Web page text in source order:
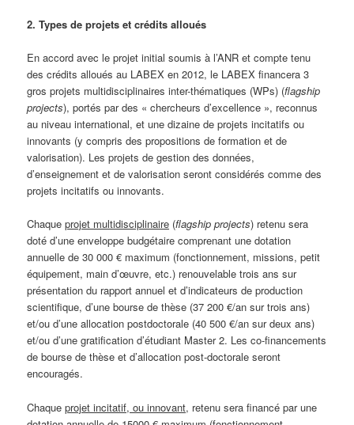
2. Types de projets et crédits alloués
En accord avec le projet initial soumis à l’ANR et compte tenu
des crédits alloués au LABEX en 2012, le LABEX financera 3
gros projets multidisciplinaires inter-thématiques (WPs) (flagship
projects), portés par des « chercheurs d’excellence », reconnus
au niveau international, et une dizaine de projets incitatifs ou
innovants (y compris des propositions de formation et de
valorisation). Les projets de gestion des données,
d’enseignement et de valorisation seront considérés comme des
projets incitatifs ou innovants.
Chaqueprojet multidisciplinaire (flagship projects) retenu sera
doté d’une enveloppe budgétaire comprenant une dotation
annuelle de 30 000 € maximum (fonctionnement, missions, petit
équipement, main d’œuvre, etc.) renouvelable trois ans sur
présentation du rapport annuel et d’indicateurs de production
scientifique, d’une bourse de thèse (37 200 €/an sur trois ans)
et/ou d’une allocation postdoctorale (40 500 €/an sur deux ans)
et/ou d’une gratification d’étudiant Master 2. Les co-financements
de bourse de thèse et d’allocation post-doctorale seront
encouragés.
Chaqueprojet incitatif, ou innovant, retenu sera financé par une